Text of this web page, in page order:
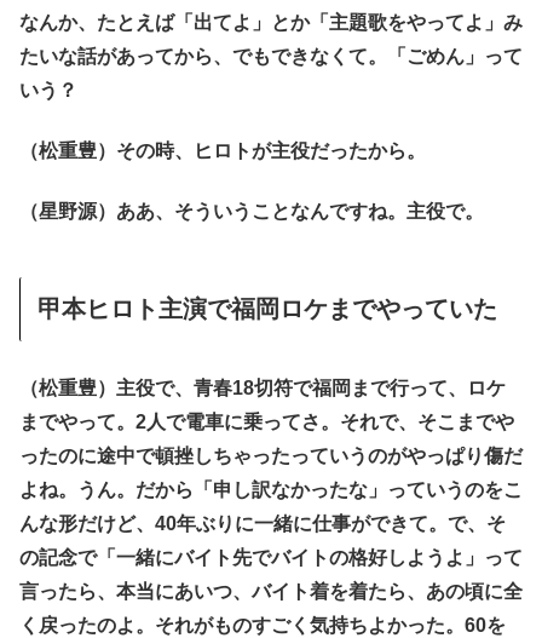
なんか、たとえば「出てよ」とか「主題歌をやってよ」み
たいな話があってから、でもできなくて。「ごめん」って
いう？
（松重豊）その時、ヒロトが主役だったから。
（星野源）ああ、そういうことなんですね。主役で。
甲本ヒロト主演で福岡ロケまでやっていた
（松重豊）主役で、青春18切符で福岡まで行って、ロケ
までやって。2人で電車に乗ってさ。それで、そこまでや
ったのに途中で頓挫しちゃったっていうのがやっぱり傷だ
よね。うん。だから「申し訳なかったな」っていうのをこ
んな形だけど、40年ぶりに一緒に仕事ができて。で、そ
の記念で「一緒にバイト先でバイトの格好しようよ」って
言ったら、本当にあいつ、バイト着を着たら、あの頃に全
く戻ったのよ。それがものすごく気持ちよかった。60を